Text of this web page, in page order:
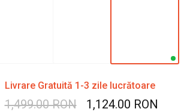
Livrare Gratuită 1-3 zile lucrătoare
1,499.00 RON 1,124.00 RON